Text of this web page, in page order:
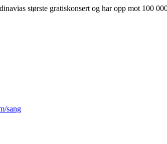
største gratiskonsert og har opp mot 100
sang